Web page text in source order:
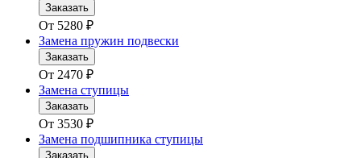
Заказать
От 5280 ₽
Замена пружин подвески
Заказать
От 2470 ₽
Замена ступицы
Заказать
От 3530 ₽
Замена подшипника ступицы
Заказать